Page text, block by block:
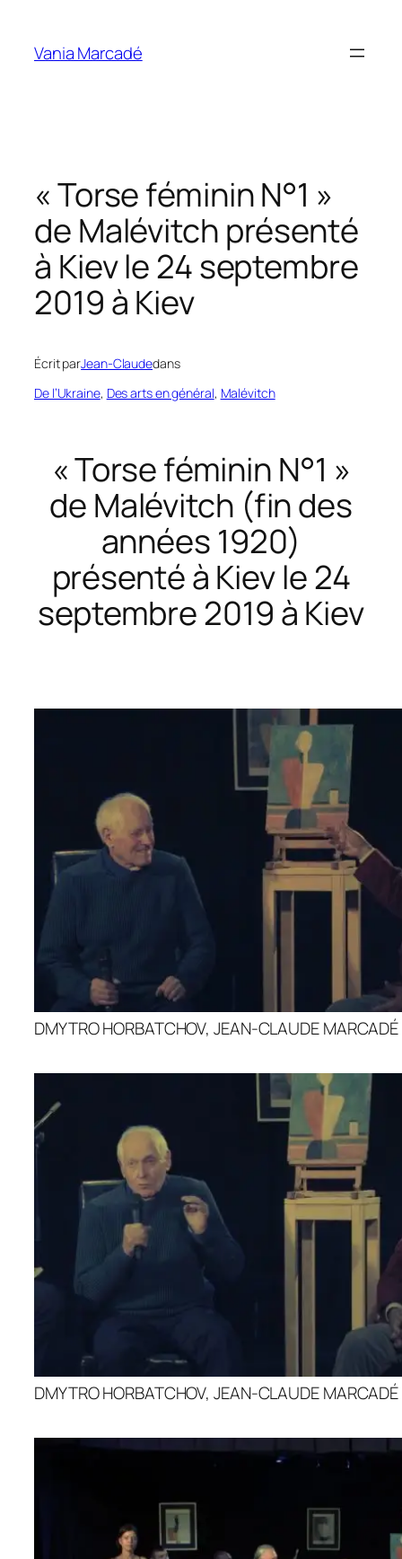
contenu
Vania Marcadé
« Torse féminin N°1 »
de Malévitch présenté
à Kiev le 24 septembre
2019 à Kiev
Écrit parJean-Claudedans
De l’Ukraine, Des arts en général, Malévitch
« Torse féminin N°1 »
de Malévitch (fin des
années 1920)
présenté à Kiev le 24
septembre 2019 à Kiev
DMYTRO HORBATCHOV, JEAN-CLAUDE MARCADÉ
DMYTRO HORBATCHOV, JEAN-CLAUDE MARCADÉ